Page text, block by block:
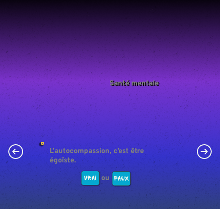
Santé mentale
L’autocompassion, c’est être
égoïste.
Vrai ou Faux